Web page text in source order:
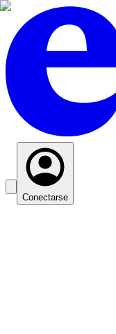
Conectarse